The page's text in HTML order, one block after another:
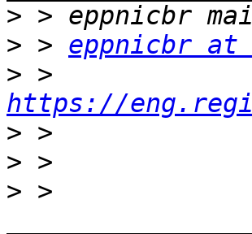
>
> > eppnicbr
>
https://
>
>
> >